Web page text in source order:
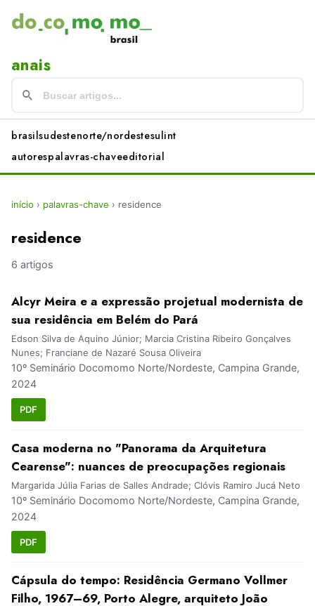
anais
brasilsudestenorte/nordestesulint
autorespalavras-chaveeditorial
início › palavras-chave › residence
residence
6 artigos
Alcyr Meira e a expressão projetual modernista de
sua residência em Belém do Pará
Edson Silva de Aquino Júnior; Marcia Cristina Ribeiro Gonçalves
Nunes; Franciane de Nazaré Sousa Oliveira
10º Seminário Docomomo Norte/Nordeste, Campina Grande,
2024
PDF
Casa moderna no "Panorama da Arquitetura
Cearense": nuances de preocupações regionais
Margarida Júlia Farias de Salles Andrade; Clóvis Ramiro Jucá Neto
10º Seminário Docomomo Norte/Nordeste, Campina Grande,
2024
PDF
Cápsula do tempo: Residência Germano Vollmer
Filho, 1967–69, Porto Alegre, arquiteto João